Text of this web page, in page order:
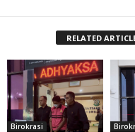
RELATED
Birokrasi